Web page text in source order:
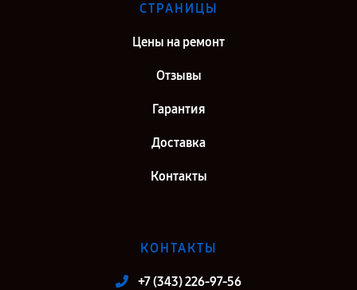
СТРАНИЦЫ
Цены на ремонт
Отзывы
Гарантия
Доставка
Контакты
КОНТАКТЫ
+7 (343) 226-97-56